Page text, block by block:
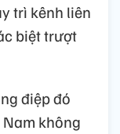
trì kênh liên
biệt trượt
điệp đó
không